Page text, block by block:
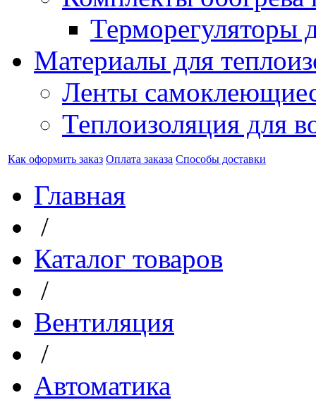
Терморегуляторы
Материалы для
Ленты
Теплоизоляция для
Как оформить заказ Оплата заказа Способы доставки
Главная
/
Каталог товаров
/
Вентиляция
/
Автоматика